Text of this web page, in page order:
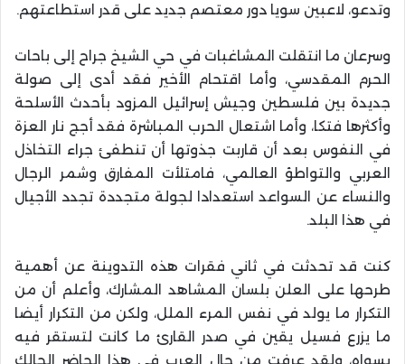
وتدعو، لاعبين سويا دور معتصم جديد على قدر استطاعتهم.
وسرعان ما انتقلت المشاغبات في حي الشيخ جراح إلى باحات
الحرم المقدسي، وأما اقتحام الأخير فقد أدى إلى صولة
جديدة بين فلسطين وجيش إسرائيل المزود بأحدث الأسلحة
وأكثرها فتكا، وأما اشتعال الحرب المباشرة فقد أجج نار العزة
في النفوس بعد أن قاربت جذوتها أن تنطفئ جراء التخاذل
العربي والتواطؤ العالمي، فامتلأت المفارق وشمر الرجال
والنساء عن السواعد استعدادا لجولة متجددة تجدد الأجيال
في هذا البلد.
كنت قد تحدثت في ثاني فقرات هذه التدوينة عن أهمية
طرحها على العلن بلسان المشاهد المشارك، وأعلم أن من
التكرار ما يولد في نفس المرء الملل، ولكن من التكرار أيضا
ما يزرع فسيل يقين في صدر القارئ ما كانت لتستقر فيه
بسواه، ولقد عرفت من حال العرب في هذا الحاضر الحالك